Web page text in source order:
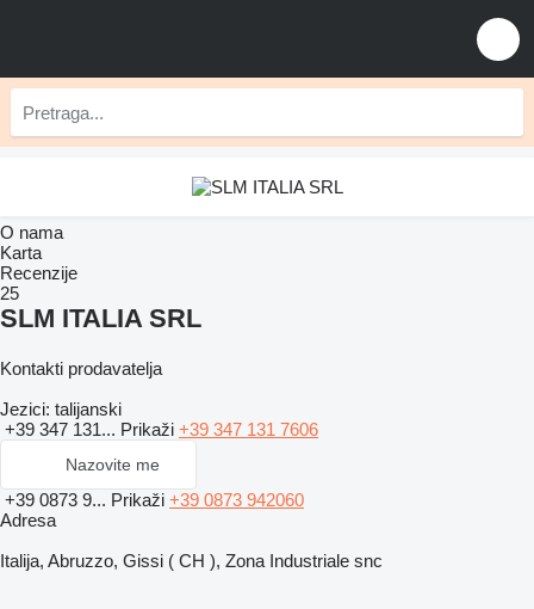
O nama
Karta
Recenzije
25
SLM ITALIA SRL
Kontakti prodavatelja
Jezici: talijanski
+39 347 131... Prikaži +39 347 131 7606
Nazovite me
+39 0873 9... Prikaži +39 0873 942060
Adresa
Italija, Abruzzo, Gissi ( CH ), Zona Industriale snc